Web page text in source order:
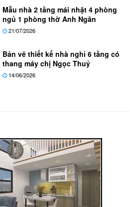
Mẫu nhà 2 tầng mái nhật 4 phòng
ngủ 1 phòng thờ Anh Ngân
21/07/2026
Bản vẽ thiết kế nhà nghỉ 6 tầng có
thang máy chị Ngọc Thuỷ
14/06/2026